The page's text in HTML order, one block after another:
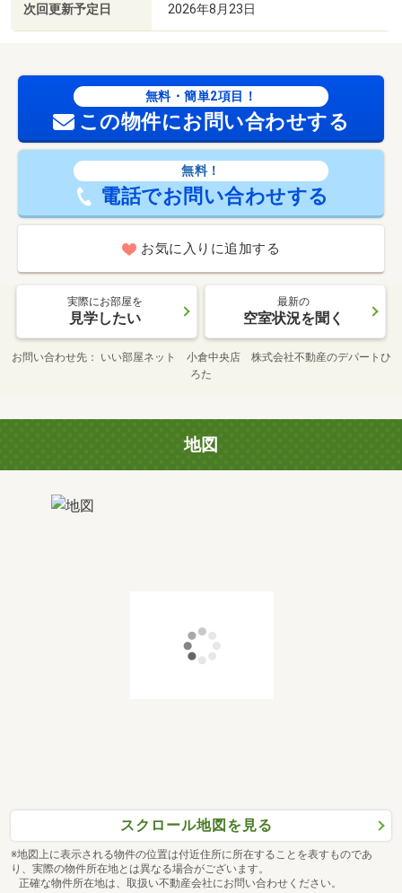
次回更新予定日 2026年8月23日
無料・簡単2項目！
この物件にお問い合わせする
無料！
電話でお問い合わせする
お気に入りに追加する
実際にお部屋を
見学したい
最新の
空室状況を聞く
お問い合わせ先
いい部屋ネット 小倉中央店 株式会社不動産のデパートひ
ろた
地図
スクロール地図を見る
※地図上に表示される物件の位置は付近住所に所在することを表すものであ
り、実際の物件所在地とは異なる場合がございます。
正確な物件所在地は、取扱い不動産会社にお問い合わせください。